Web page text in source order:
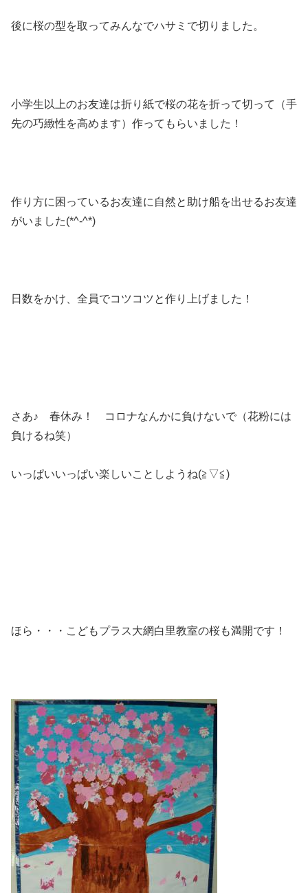
後に桜の型を取ってみんなでハサミで切りました。
小学生以上のお友達は折り紙で桜の花を折って切って（手
先の巧緻性を高めます）作ってもらいました！
作り方に困っているお友達に自然と助け船を出せるお友達
がいました(*^-^*)
日数をかけ、全員でコツコツと作り上げました！
さあ♪ 春休み！ コロナなんかに負けないで（花粉には
負けるね笑）
いっぱいいっぱい楽しいことしようね(≧▽≦)
ほら・・・こどもプラス大網白里教室の桜も満開です！